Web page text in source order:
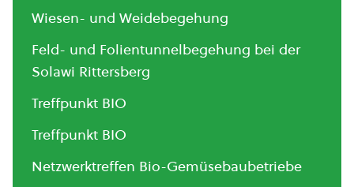
Wiesen- und Weidebegehung
Feld- und Folientunnelbegehung bei der
Solawi Rittersberg
Treffpunkt BIO
Treffpunkt BIO
Netzwerktreffen Bio-Gemüsebaubetriebe